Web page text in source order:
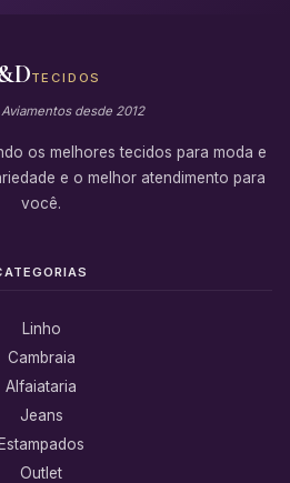
TECIDOS
desde 2012
os melhores tecidos para moda e
e o melhor atendimento para
você.
Linho
Cambraia
Alfaiataria
Jeans
Estampados
Outlet